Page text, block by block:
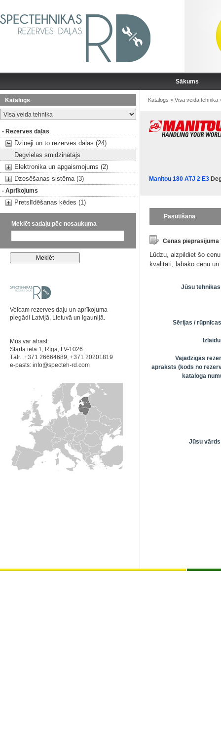
Sākums
Katalogs
- Rezerves daļas
Dzinēji un to rezerves daļas (24)
Degvielas smidzinātājs
Elektronika un apgaismojums (2)
Dzesēšanas sistēma (3)
- Aprīkojums
Pretslīdēšanas ķēdes (1)
Meklēt sadaļu pēc nosaukuma
Veicam rezerves daļu un aprīkojuma
piegādi Latvijā, Lietuvā un Igaunijā.
Mūs var atrast:
Starta ielā 1, Rīgā, LV-1026.
Tālr.: +371 26664689; +371 20201819
e-pasts: info@specteh-rd.com
Katalogs > Visa veida tehnika
Manitou 180 ATJ 2 E3
Pasūtīšana
Cenas pieprasījuma
Lūdzu, aizpildiet šo
kvalitāti, labāko cenu
Jūsu
Sērijas /
Vajadzīgās
apraksts (kods no
kataloga
Jūsu